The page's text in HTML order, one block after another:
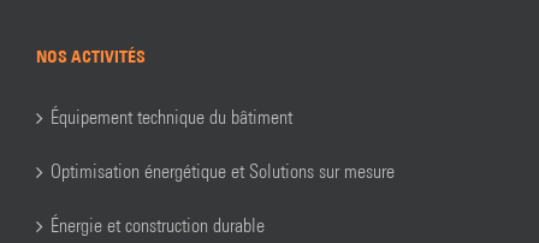
NOS ACTIVITÉS
Équipement technique du bâtiment
Optimisation énergétique et Solutions sur mesure
Énergie et construction durable